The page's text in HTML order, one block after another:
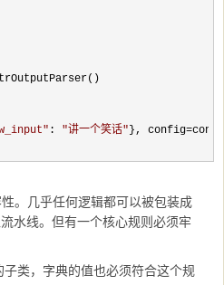
" : "讲一个笑话" }, config=
。几乎任何逻辑都可以被包装成
水线。但有一个核心规则必须牢
类，字典的值也必须符合这个规